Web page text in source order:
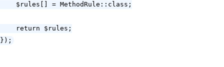
    $rules[] = MethodRule::class;
    return $rules;